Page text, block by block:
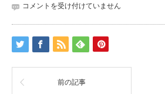
img_216
コメントを受け付けていません
前の記事